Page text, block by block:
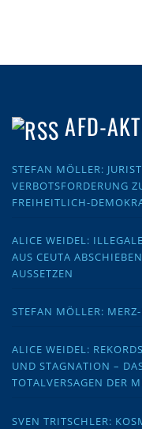
AFD-
STEFAN MÖLLER:
VERBOTSFORDERUNG
FREIHEITLICH-
ALICE WEIDEL:
AUS CEUTA
AUSSETZEN
STEFAN MÖLLER:
ALICE WEIDEL:
UND STAGNATION –
TOTALVERSAGEN DER
SVEN TRITSCHLER: